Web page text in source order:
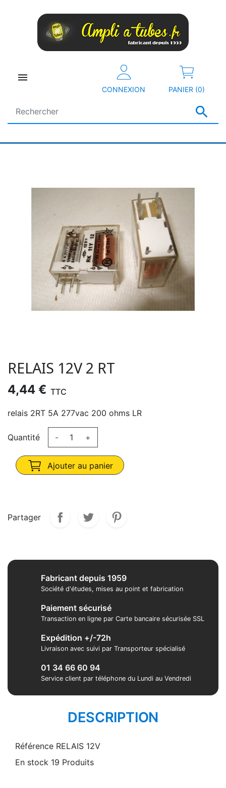


CONNEXION PANIER (0)
RELAIS 12V 2 RT
4,44 € TTC
relais 2RT 5A 277vac 200 ohms LR
Quantité - +
Ajouter au panier
Partager
Fabricant depuis 1959
Société d'études, mises au point et fabrication
Paiement sécurisé
Transaction en ligne par Carte bancaire sécurisée SSL
Expédition +/-72h
Livraison avec suivi par Transporteur spécialisé
01 34 66 60 94
Service client par téléphone du Lundi au Vendredi
DESCRIPTION
Référence RELAIS 12V
En stock 19 Produits